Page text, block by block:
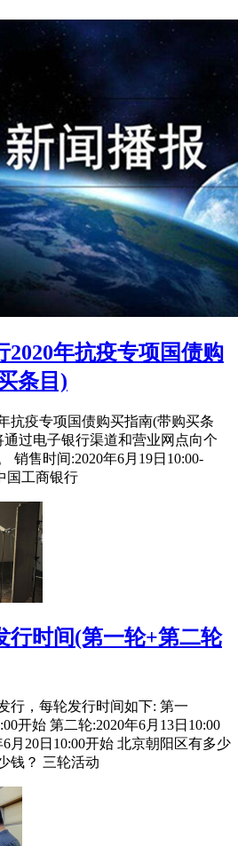
2020年抗疫专项国债购
条目)
抗疫专项国债购买指南(带购买条
通过电子银行渠道和营业网点向个
销售时间:2020年6月19日10:00-
国工商银行
行时间(第一轮+第二轮
行，每轮发行时间如下: 第一
开始 第二轮:2020年6月13日10:00
月20日10:00开始 北京朝阳区有多少
钱？ 三轮活动